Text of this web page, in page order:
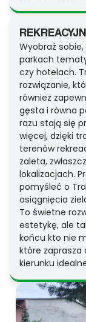
Wyobraź
parkach
czy hotelach.
rozwiązanie,
również
gęsta i równa
razu stają się
więcej, dzięki
terenów
zaleta,
lokalizacjach.
pomyśleć o
osiągnięcia
To świetne
estetykę, ale
końcu kto nie
które zaprasza
kierunku